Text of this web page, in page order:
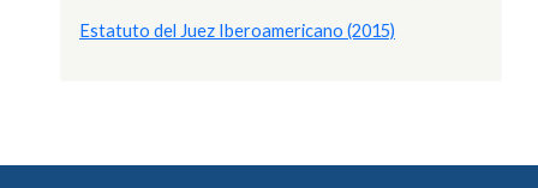
Estatuto del Juez Iberoamericano (2015)